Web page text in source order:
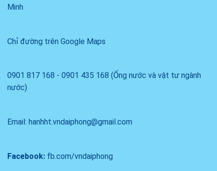
Minh
Chỉ đường trên Google Maps
0901 817 168 - 0901 435 168 (Ống nước và vật tư ngành
nước)
Email: hanhht.vndaiphong@gmail.com
Facebook: fb.com/vndaiphong